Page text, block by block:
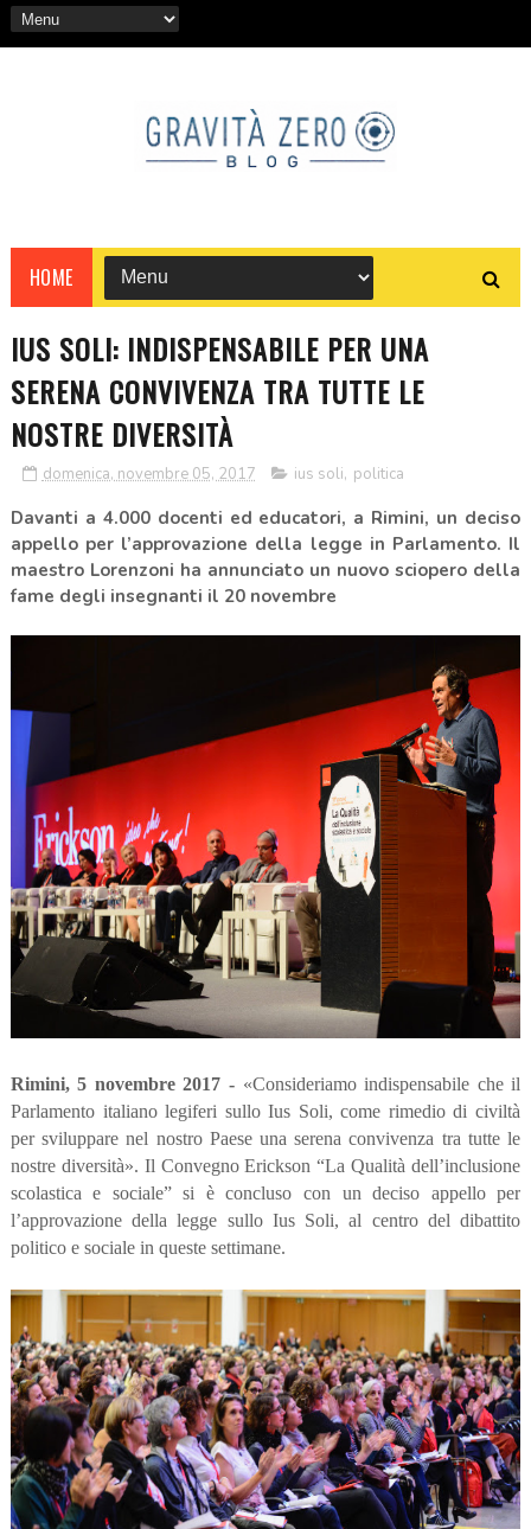
HOME
IUS SOLI: INDISPENSABILE PER UNA
SERENA CONVIVENZA TRA TUTTE LE
NOSTRE DIVERSITÀ
domenica, novembre 05, 2017 ius soli, politica
Davanti a 4.000 docenti ed educatori, a Rimini, un deciso
appello per l’approvazione della legge in Parlamento. Il
maestro Lorenzoni ha annunciato un nuovo sciopero della
fame degli insegnanti il 20 novembre
Rimini, 5 novembre 2017 - «Consideriamo indispensabile che il
Parlamento italiano legiferi sullo Ius Soli, come rimedio di civiltà
per sviluppare nel nostro Paese una serena convivenza tra tutte le
nostre diversità». Il Convegno Erickson “La Qualità dell’inclusione
scolastica e sociale” si è concluso con un deciso appello per
l’approvazione della legge sullo Ius Soli, al centro del dibattito
politico e sociale in queste settimane.